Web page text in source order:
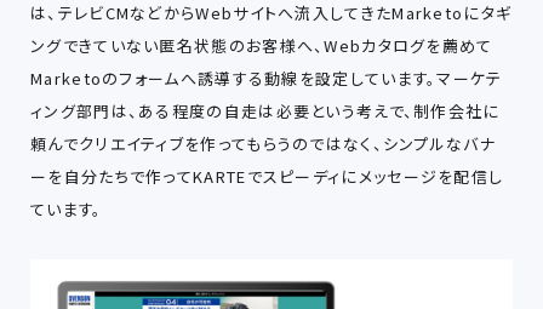
は、テレビCMなどからWebサイトへ流入してきたMarketoにタギ
ングできていない匿名状態のお客様へ、Webカタログを薦めて
Marketoのフォームへ誘導する動線を設定しています。マーケテ
ィング部門は、ある程度の自走は必要という考えで、制作会社に
頼んでクリエイティブを作ってもらうのではなく、シンプルなバナ
ーを自分たちで作ってKARTEでスピーディにメッセージを配信し
ています。